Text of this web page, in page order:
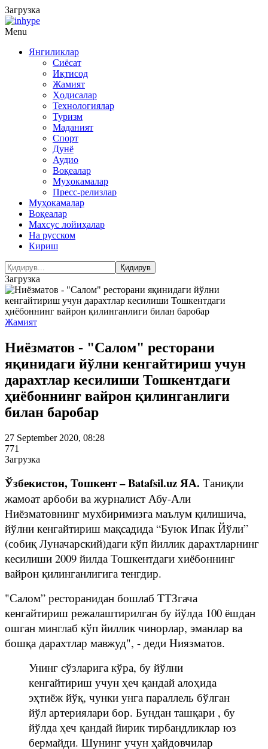
Загрузка
Menu
Янгиликлар
Сиёсат
Иқтисод
Жамият
Ҳодисалар
Технологиялар
Туризм
Маданият
Спорт
Дунё
Аудио
Воқеалар
Муҳокамалар
Пресс-релизлар
Муҳокамалар
Воқеалар
Махсус лойиҳалар
На русском
Кириш
Загрузка
Жамият
Ниёзматов - "Салом" ресторани
яқинидаги йўлни кенгайтириш учун
дарахтлар кесилиши Тошкентдаги
ҳиёбоннинг вайрон қилинганлиги
билан баробар
27 September 2020, 08:28
771
Загрузка
Ўзбекистон, Тошкент – Batafsil.uz ЯА. Таниқли
жамоат арбоби ва журналист Абу-Али
Ниёзматовнинг мухбиримизга маълум қилишича,
йўлни кенгайтириш мақсадида “Буюк Ипак Йўли”
(собиқ Луначарский)даги кўп йиллик дарахтларнинг
кесилиши 2009 йилда Тошкентдаги хиёбоннинг
вайрон қилинганлигига тенгдир.
"Салом” ресторанидан бошлаб ТТЗгача
кенгайтириш режалаштирилган бу йўлда 100 ёшдан
ошган минглаб кўп йиллик чинорлар, эманлар ва
бошқа дарахтлар мавжуд", - деди Ниязматов.
Унинг сўзларига кўра, бу йўлни
кенгайтириш учун ҳеч қандай алоҳида
эҳтиёж йўқ, чунки унга параллель бўлган
йўл артериялари бор. Бундан ташқари , бу
йўлда ҳеч қандай йирик тирбандликлар юз
бермайди. Шунинг учун ҳайдовчилар